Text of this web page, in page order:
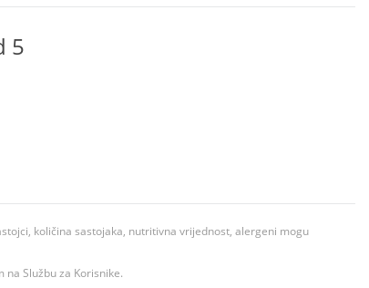
5
količina sastojaka, nutritivna vrijednost, alergeni mogu
Službu za Korisnike.